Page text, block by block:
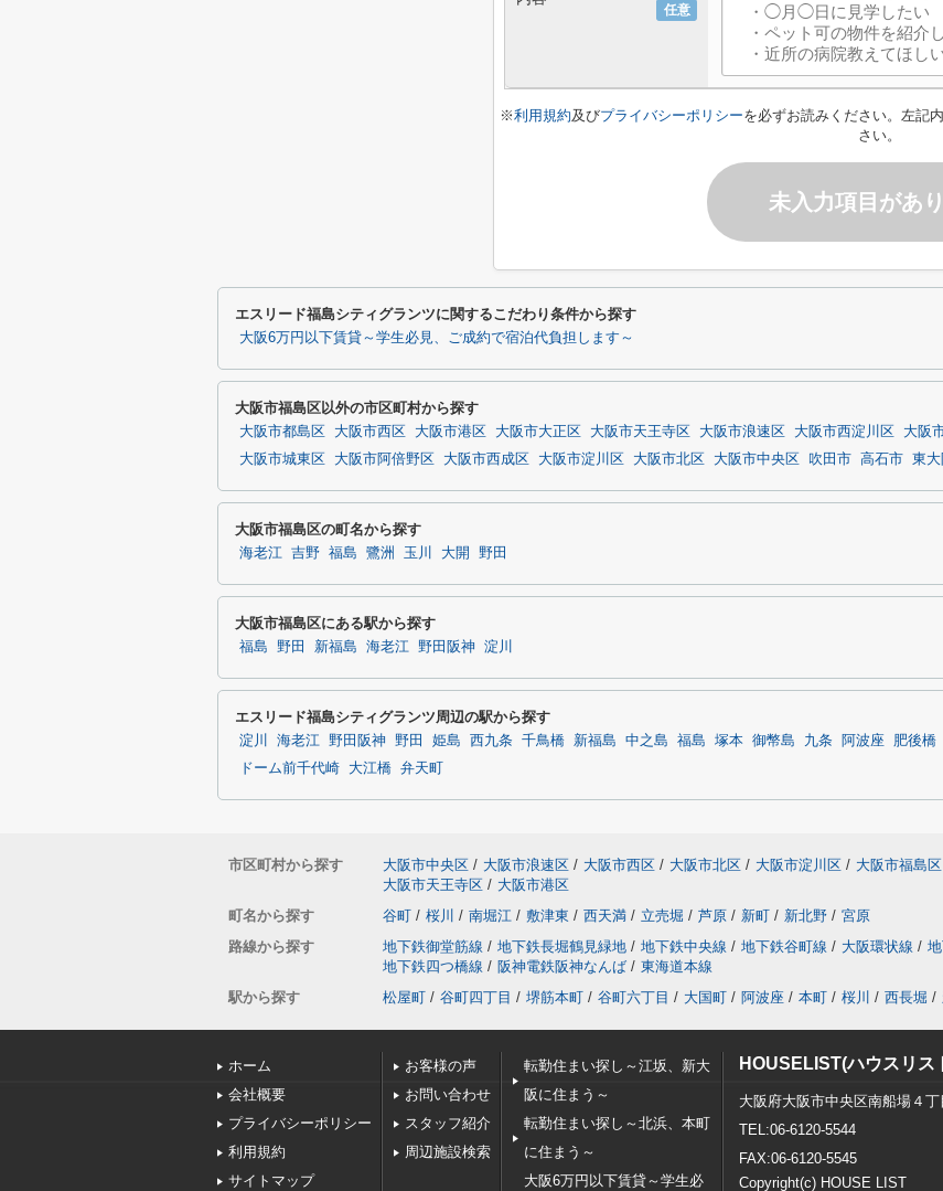
任意
※利用規約及びプライバシーポリシーを必ずお読みください。左記
さい。
未入力項目があ
エスリード福島シティグランツに関するこだわり条件から探す
大阪6万円以下賃貸～学生必見、ご成約で宿泊代負担します～
大阪市福島区以外の市区町村から探す
大阪市都島区 大阪市西区 大阪市港区 大阪市大正区 大阪市天王寺区 大阪市浪速区 大阪市西淀川区 大阪
大阪市城東区
大阪市阿倍野区 大阪市西成区 大阪市淀川区 大阪市北区 大阪市中央区 吹田市 高石市 東
大阪市福島区の町名から探す
海老江 吉野 福島 鷺洲 玉川 大開 野田
大阪市福島区にある駅から探す
福島 野田 新福島 海老江 野田阪神 淀川
エスリード福島シティグランツ周辺の駅から探す
淀川 海老江 野田阪神 野田 姫島 西九条 千鳥橋 新福島 中之島 福島 塚本 御幣島 九条 阿波座 肥後橋
ドーム前千代崎
大江橋 弁天町
市区町村から探す 大阪市中央区 / 大阪市浪速区 / 大阪市西区 / 大阪市北区 / 大阪市淀川区 / 大阪市福島区
大阪市天王寺区 / 大阪市港区
町名から探す
谷町 / 桜川 / 南堀江 / 敷津東 / 西天満 / 立売堀 / 芦原 / 新町 / 新北野 / 宮原
路線から探す
地下鉄御堂筋線 / 地下鉄長堀鶴見緑地 / 地下鉄中央線 / 地下鉄谷町線 / 大阪環状線 /
地下鉄四つ橋線 / 阪神電鉄阪神なんば / 東海道本線
駅から探す
松屋町 / 谷町四丁目 / 堺筋本町 / 谷町六丁目 / 大国町 / 阿波座 / 本町 / 桜川 / 西長堀 /
ホーム
会社概要
プライバシーポリシー
利用規約
サイトマップ
お客様の声
お問い合わせ
スタッフ紹介
周辺施設検索
転勤住まい探し～江坂、新大
阪に住まう～
転勤住まい探し～北浜、本町
に住まう～
大阪6万円以下賃貸～学生必
HOUSELIST(ハウスリス
大阪府大阪市中央区南船場４
TEL:06-6120-5544
FAX:06-6120-5545
Copyright(c) HOUSE LIST